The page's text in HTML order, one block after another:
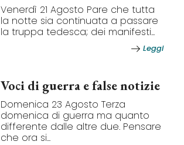
Venerdì 21 Agosto Pare che tutta
la notte sia continuata a passare
la truppa tedesca; dei manifesti...
Leggi
Voci di guerra e false notizie
Domenica 23 Agosto Terza
domenica di guerra ma quanto
differente dalle altre due. Pensare
che ora si...